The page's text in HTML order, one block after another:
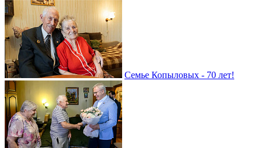
Семье Копыловых - 70 лет!